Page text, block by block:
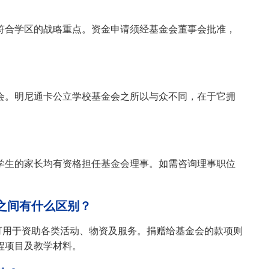
学区的战略重点。资金申请须经基金会董事会批准，
明尼通卡公立学校基金会之所以与众不同，在于它拥
的家长均有资格担任基金会理事。如需咨询理事职位
间有什么区别？
于资助各类活动、物资及服务。捐赠给基金会的款项则
目及教学材料。